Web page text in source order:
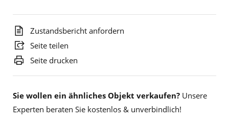
Zustandsbericht anfordern
Seite teilen
Seite drucken
Sie wollen ein ähnliches Objekt verkaufen? Unsere
Experten beraten Sie kostenlos & unverbindlich!